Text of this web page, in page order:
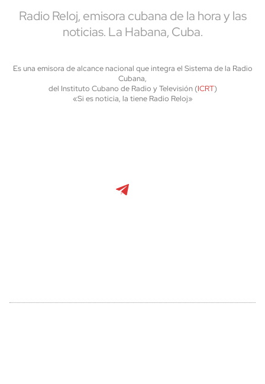
Radio Reloj, emisora cubana de la hora y las
noticias. La Habana, Cuba.
Es una emisora de alcance nacional que integra el Sistema de la Radio
Cubana,
del Instituto Cubano de Radio y Televisión (ICRT)
«Si es noticia, la tiene Radio Reloj»